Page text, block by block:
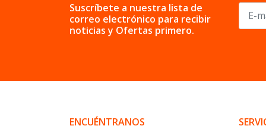
Suscríbete a nuestra lista de
correo electrónico para recibir
noticias y Ofertas primero.
ENCUÉNTRANOS